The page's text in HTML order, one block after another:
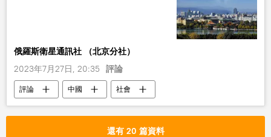
俄羅斯衛星通訊社 （北京分社）
2023年7月27日, 20:35
評論
評論 中國 社會
還有 20 篇資料